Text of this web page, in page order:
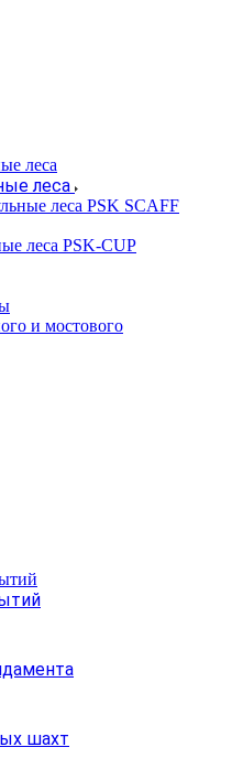
леса
леса PSK SCAFF
леса PSK-CUP
и мостового
шахт